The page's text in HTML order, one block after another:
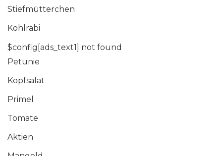
Stiefmütterchen
Kohlrabi
$config[ads_text1] not found
Petunie
Kopfsalat
Primel
Tomate
Aktien